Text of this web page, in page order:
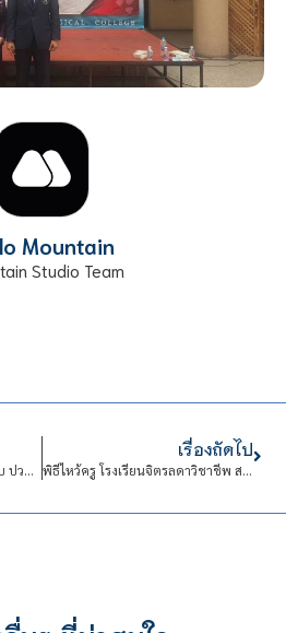
Mountain
Studio Team
บรรยากศการสอบเข้าเรียนระดับ ปวช. ปีการศึกษา 2565
เรื่องถัดไป
พิธีไหว้ครู โรงเรียนจิตรลดาวิชาชีพ สถาบันเทคโนโลยีจิตรลดา ประจำปีการศึกษา 2564